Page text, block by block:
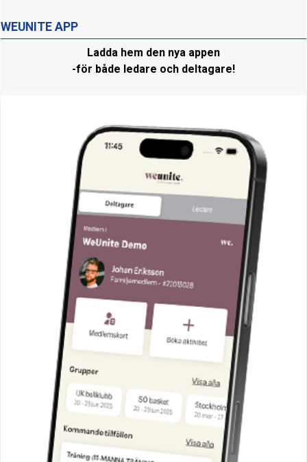
WEUNITE APP
Ladda hem den nya appen
-för både ledare och deltagare!